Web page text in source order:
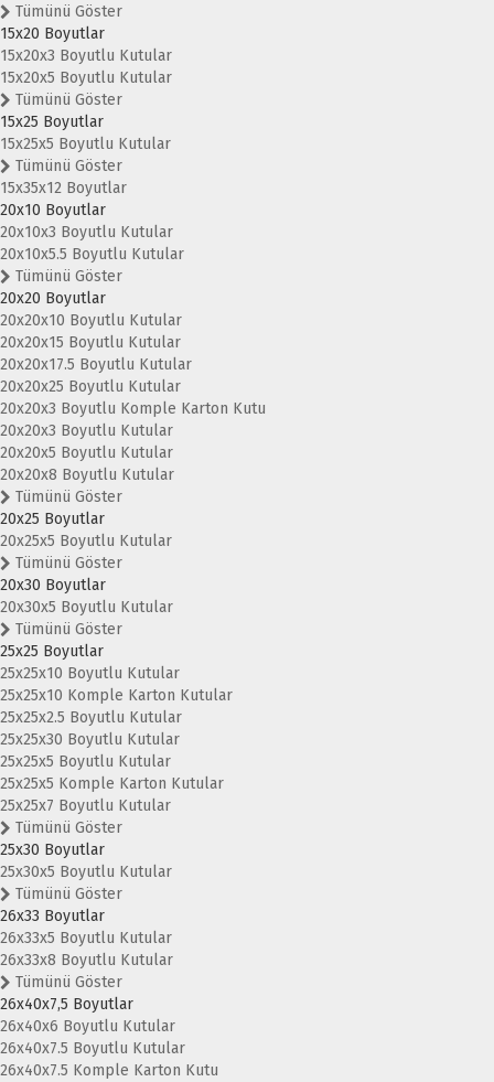
Tümünü Göster
15x20 Boyutlar
15x20x3 Boyutlu Kutular
15x20x5 Boyutlu Kutular
Tümünü Göster
15x25 Boyutlar
15x25x5 Boyutlu Kutular
Tümünü Göster
15x35x12 Boyutlar
20x10 Boyutlar
20x10x3 Boyutlu Kutular
20x10x5.5 Boyutlu Kutular
Tümünü Göster
20x20 Boyutlar
20x20x10 Boyutlu Kutular
20x20x15 Boyutlu Kutular
20x20x17.5 Boyutlu Kutular
20x20x25 Boyutlu Kutular
20x20x3 Boyutlu Komple Karton Kutu
20x20x3 Boyutlu Kutular
20x20x5 Boyutlu Kutular
20x20x8 Boyutlu Kutular
Tümünü Göster
20x25 Boyutlar
20x25x5 Boyutlu Kutular
Tümünü Göster
20x30 Boyutlar
20x30x5 Boyutlu Kutular
Tümünü Göster
25x25 Boyutlar
25x25x10 Boyutlu Kutular
25x25x10 Komple Karton Kutular
25x25x2.5 Boyutlu Kutular
25x25x30 Boyutlu Kutular
25x25x5 Boyutlu Kutular
25x25x5 Komple Karton Kutular
25x25x7 Boyutlu Kutular
Tümünü Göster
25x30 Boyutlar
25x30x5 Boyutlu Kutular
Tümünü Göster
26x33 Boyutlar
26x33x5 Boyutlu Kutular
26x33x8 Boyutlu Kutular
Tümünü Göster
26x40x7,5 Boyutlar
26x40x6 Boyutlu Kutular
26x40x7.5 Boyutlu Kutular
26x40x7.5 Komple Karton Kutu